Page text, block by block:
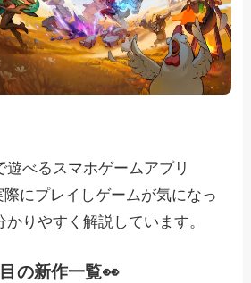
遊べるスマホゲームアプリ
際にプレイしゲームが気になっ
りやすく解説しています。
の新作一覧👀